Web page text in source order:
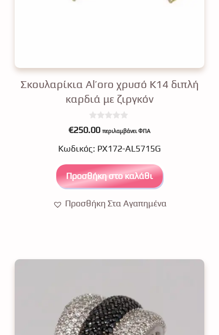
Σκουλαρίκια Al’oro χρυσό Κ14 διπλή
καρδιά με ζιργκόν
0
o
t
o
f
5
€250.00 περιλαμβάνει ΦΠΑ
Κωδικός: ΡΧ172-AL5715G
Προσθήκη στο καλάθι
Προσθήκη Στα Αγαπημένα